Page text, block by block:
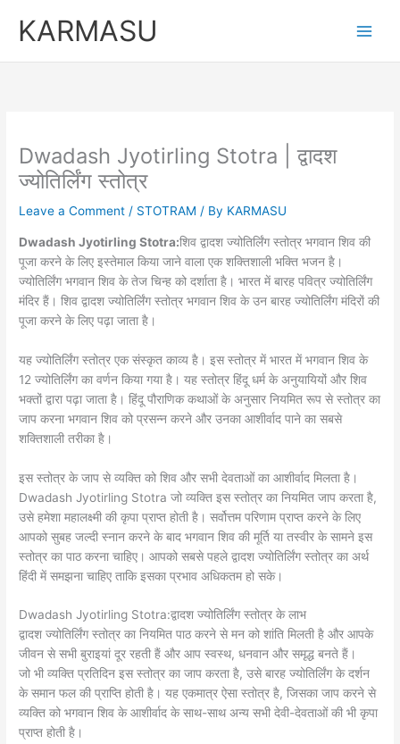
KARMASU
Dwadash Jyotirling Stotra | द्वादश
ज्योतिर्लिंग स्तोत्र
Leave a Comment / STOTRAM / By KARMASU
Dwadash Jyotirling Stotra:शिव द्वादश ज्योतिर्लिंग स्तोत्र भगवान शिव की
पूजा करने के लिए इस्तेमाल किया जाने वाला एक शक्तिशाली भक्ति भजन है।
ज्योतिर्लिंग भगवान शिव के तेज चिन्ह को दर्शाता है। भारत में बारह पवित्र ज्योतिर्लिंग
मंदिर हैं। शिव द्वादश ज्योतिर्लिंग स्तोत्र भगवान शिव के उन बारह ज्योतिर्लिंग मंदिरों की
पूजा करने के लिए पढ़ा जाता है।
यह ज्योतिर्लिंग स्तोत्र एक संस्कृत काव्य है। इस स्तोत्र में भारत में भगवान शिव के
12 ज्योतिर्लिंग का वर्णन किया गया है। यह स्तोत्र हिंदू धर्म के अनुयायियों और शिव
भक्तों द्वारा पढ़ा जाता है। हिंदू पौराणिक कथाओं के अनुसार नियमित रूप से स्तोत्र का
जाप करना भगवान शिव को प्रसन्न करने और उनका आशीर्वाद पाने का सबसे
शक्तिशाली तरीका है।
इस स्तोत्र के जाप से व्यक्ति को शिव और सभी देवताओं का आशीर्वाद मिलता है।
Dwadash Jyotirling Stotra जो व्यक्ति इस स्तोत्र का नियमित जाप करता है,
उसे हमेशा महालक्ष्मी की कृपा प्राप्त होती है। सर्वोत्तम परिणाम प्राप्त करने के लिए
आपको सुबह जल्दी स्नान करने के बाद भगवान शिव की मूर्ति या तस्वीर के सामने इस
स्तोत्र का पाठ करना चाहिए। आपको सबसे पहले द्वादश ज्योतिर्लिंग स्तोत्र का अर्थ
हिंदी में समझना चाहिए ताकि इसका प्रभाव अधिकतम हो सके।
Dwadash Jyotirling Stotra:द्वादश ज्योतिर्लिंग स्तोत्र के लाभ
द्वादश ज्योतिर्लिंग स्तोत्र का नियमित पाठ करने से मन को शांति मिलती है और आपके
जीवन से सभी बुराइयां दूर रहती हैं और आप स्वस्थ, धनवान और समृद्ध बनते हैं।
जो भी व्यक्ति प्रतिदिन इस स्तोत्र का जाप करता है, उसे बारह ज्योतिर्लिंग के दर्शन
के समान फल की प्राप्ति होती है। यह एकमात्र ऐसा स्तोत्र है, जिसका जाप करने से
व्यक्ति को भगवान शिव के आशीर्वाद के साथ-साथ अन्य सभी देवी-देवताओं की भी कृपा
प्राप्त होती है।